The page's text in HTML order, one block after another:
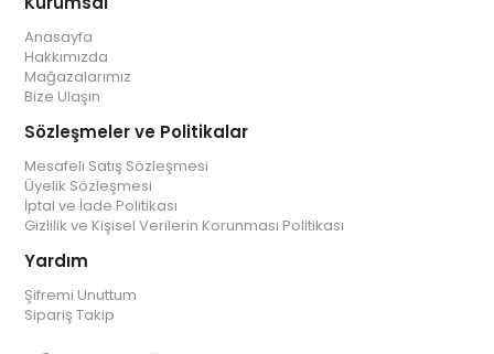
Anasayfa
Hakkımızda
Mağazalarımız
Bize Ulaşın
Sözleşmeler ve Politikalar
Mesafeli Satış Sözleşmesi
Üyelik Sözleşmesi
İptal ve İade Politikası
Gizlilik ve Kişisel Verilerin Korunması Politikası
Yardım
Şifremi Unuttum
Sipariş Takip